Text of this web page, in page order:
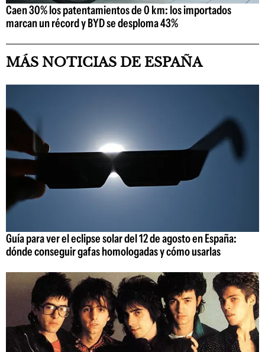
Caen 30% los patentamientos de 0 km: los importados
marcan un récord y BYD se desploma 43%
MÁS NOTICIAS DE ESPAÑA
Guía para ver el eclipse solar del 12 de agosto en España:
dónde conseguir gafas homologadas y cómo usarlas